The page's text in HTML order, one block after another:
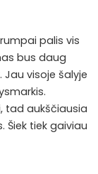
palis vis
bus daug
Jau visoje šalyje
tad aukščiausia
Šiek tiek gaiviau